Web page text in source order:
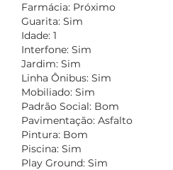
Farmácia: Próximo
Guarita: Sim
Idade: 1
Interfone: Sim
Jardim: Sim
Linha Ônibus: Sim
Mobiliado: Sim
Padrão Social: Bom
Pavimentação: Asfalto
Pintura: Bom
Piscina: Sim
Play Ground: Sim